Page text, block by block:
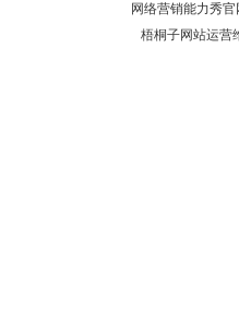
网络营销能力秀官
梧桐子网站运营